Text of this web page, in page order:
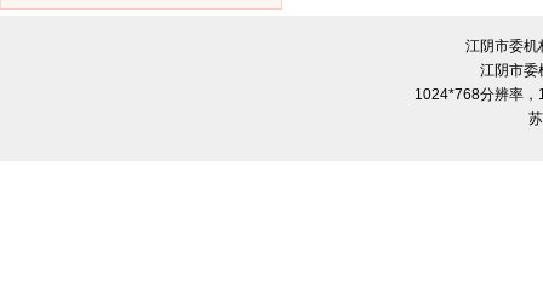
江阴市委机
江阴市委
1024*768分辨率，